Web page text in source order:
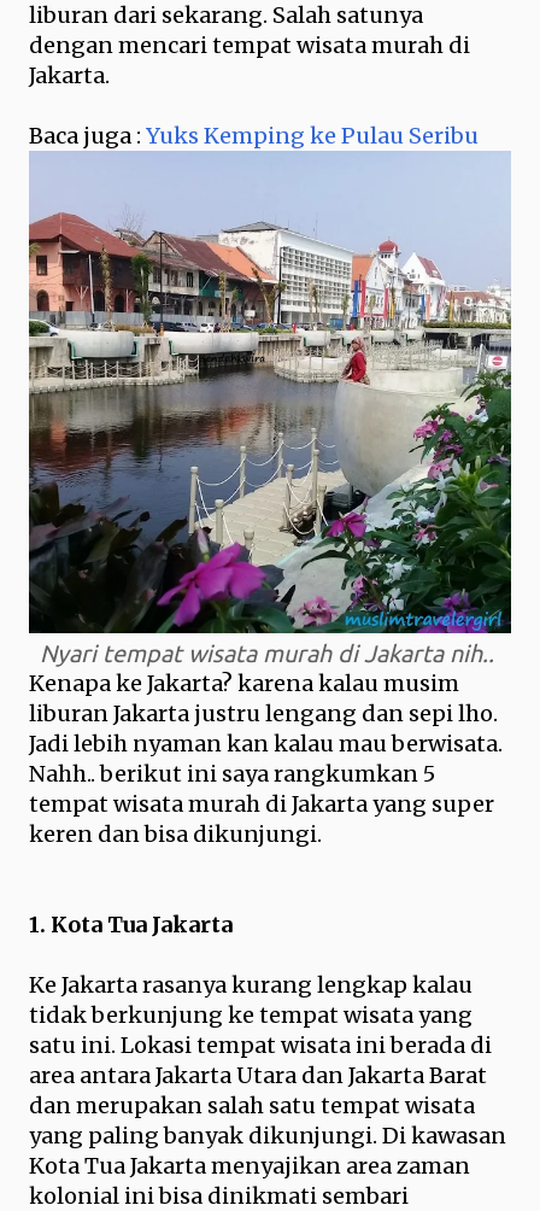
liburan dari sekarang. Salah satunya
dengan mencari tempat wisata murah di
Jakarta.
Baca juga : Yuks Kemping ke Pulau Seribu
Nyari tempat wisata murah di Jakarta nih..
Kenapa ke Jakarta? karena kalau musim
liburan Jakarta justru lengang dan sepi lho.
Jadi lebih nyaman kan kalau mau berwisata.
Nahh.. berikut ini saya rangkumkan 5
tempat wisata murah di Jakarta yang super
keren dan bisa dikunjungi.
1. Kota Tua Jakarta
Ke Jakarta rasanya kurang lengkap kalau
tidak berkunjung ke tempat wisata yang
satu ini. Lokasi tempat wisata ini berada di
area antara Jakarta Utara dan Jakarta Barat
dan merupakan salah satu tempat wisata
yang paling banyak dikunjungi. Di kawasan
Kota Tua Jakarta menyajikan area zaman
kolonial ini bisa dinikmati sembari